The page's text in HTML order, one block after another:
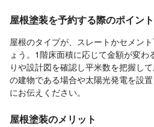
屋根塗装を予約する際のポイント
屋根のタイプが、スレートかセメン
ょう。1階床面積に応じて金額が変わ
りや設計図を確認し平米数を把握し
の建物である場合や太陽光発電を設
にお伝えください。
屋根塗装のメリット